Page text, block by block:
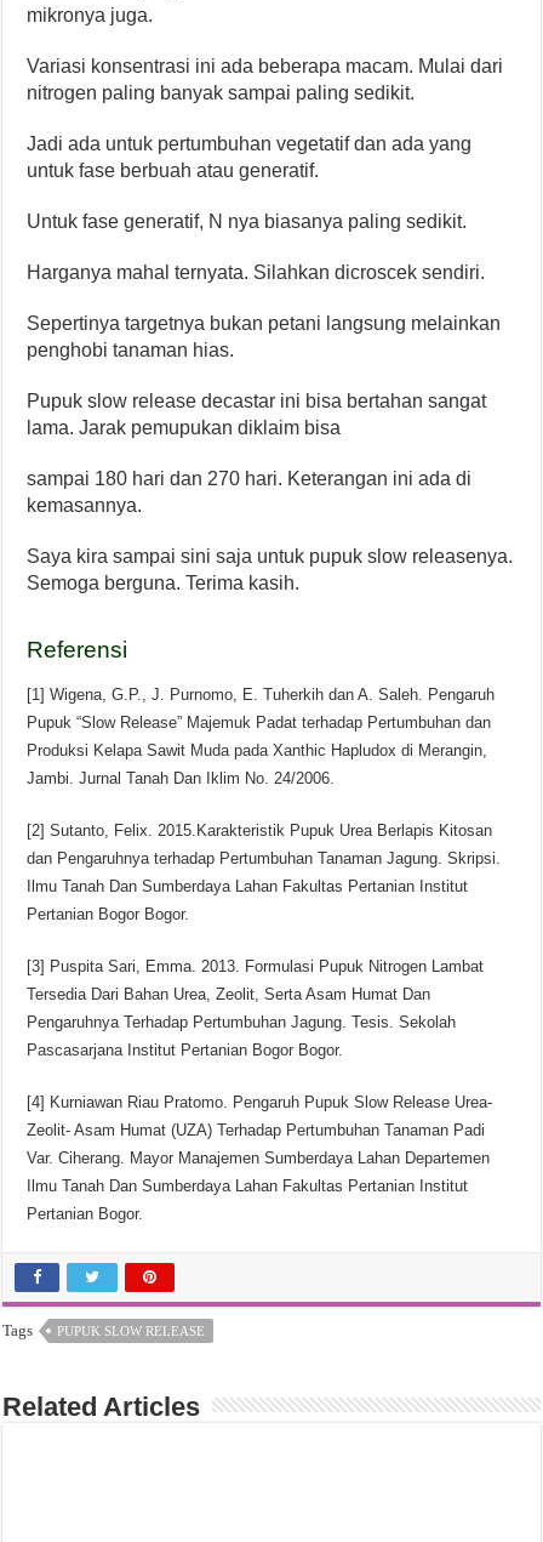
mikronya juga.
Variasi konsentrasi ini ada beberapa macam. Mulai dari
nitrogen paling banyak sampai paling sedikit.
Jadi ada untuk pertumbuhan vegetatif dan ada yang
untuk fase berbuah atau generatif.
Untuk fase generatif, N nya biasanya paling sedikit.
Harganya mahal ternyata. Silahkan dicroscek sendiri.
Sepertinya targetnya bukan petani langsung melainkan
penghobi tanaman hias.
Pupuk slow release decastar ini bisa bertahan sangat
lama. Jarak pemupukan diklaim bisa
sampai 180 hari dan 270 hari. Keterangan ini ada di
kemasannya.
Saya kira sampai sini saja untuk pupuk slow releasenya.
Semoga berguna. Terima kasih.
Referensi
[1] Wigena, G.P., J. Purnomo, E. Tuherkih dan A. Saleh. Pengaruh
Pupuk “Slow Release” Majemuk Padat terhadap Pertumbuhan dan
Produksi Kelapa Sawit Muda pada Xanthic Hapludox di Merangin,
Jambi. Jurnal Tanah Dan Iklim No. 24/2006.
[2] Sutanto, Felix. 2015.Karakteristik Pupuk Urea Berlapis Kitosan
dan Pengaruhnya terhadap Pertumbuhan Tanaman Jagung. Skripsi.
Ilmu Tanah Dan Sumberdaya Lahan Fakultas Pertanian Institut
Pertanian Bogor Bogor.
[3] Puspita Sari, Emma. 2013. Formulasi Pupuk Nitrogen Lambat
Tersedia Dari Bahan Urea, Zeolit, Serta Asam Humat Dan
Pengaruhnya Terhadap Pertumbuhan Jagung. Tesis. Sekolah
Pascasarjana Institut Pertanian Bogor Bogor.
[4] Kurniawan Riau Pratomo. Pengaruh Pupuk Slow Release Urea-
Zeolit- Asam Humat (UZA) Terhadap Pertumbuhan Tanaman Padi
Var. Ciherang. Mayor Manajemen Sumberdaya Lahan Departemen
Ilmu Tanah Dan Sumberdaya Lahan Fakultas Pertanian Institut
Pertanian Bogor.
Tags PUPUK SLOW RELEASE
Related Articles